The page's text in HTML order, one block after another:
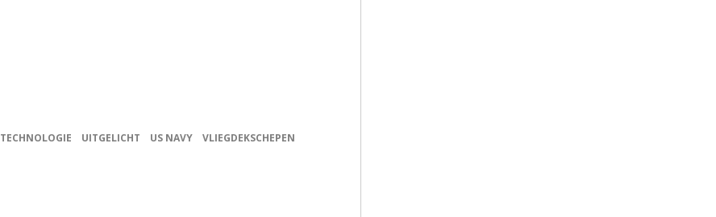
TECHNOLOGIE UITGELICHT US NAVY VLIEGDEKSCHEPEN